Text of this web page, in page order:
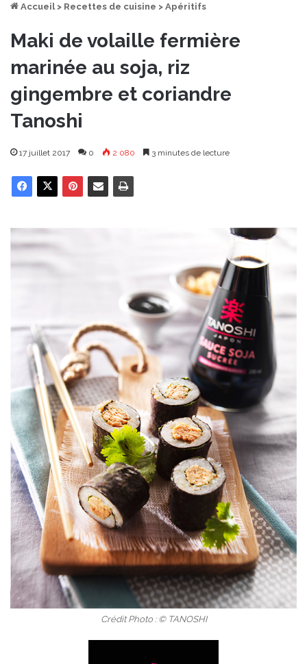
Accueil > Recettes de cuisine > Apéritifs
Maki de volaille fermière
marinée au soja, riz
gingembre et coriandre
Tanoshi
17 juillet 2017 0 2 080 3 minutes de lecture
Crédit Photo : © TANOSHI